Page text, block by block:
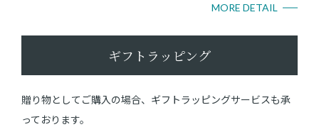
MORE DETAIL
ギフトラッピング
贈り物としてご購入の場合、ギフトラッピングサービスも承
っております。